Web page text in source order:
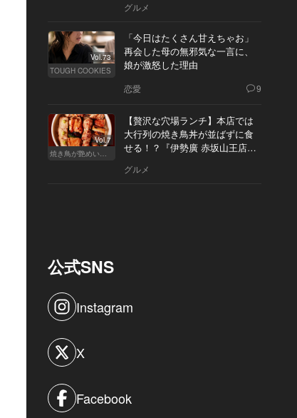
グルメ
Vol.73
TOUGH COOKIES
「今日はたくさん甘えちゃお」
再会した母の無邪気な一言に、
娘が激怒した理由
恋愛 9
Vol.7
焼き鳥が艶めいてきた
【贅沢な穴場ランチ】本店では
大行列の焼き鳥丼が並ばずに食
せる！？『伊勢廣 赤坂山王店』
グルメ
公式SNS
Instagram
X
Facebook